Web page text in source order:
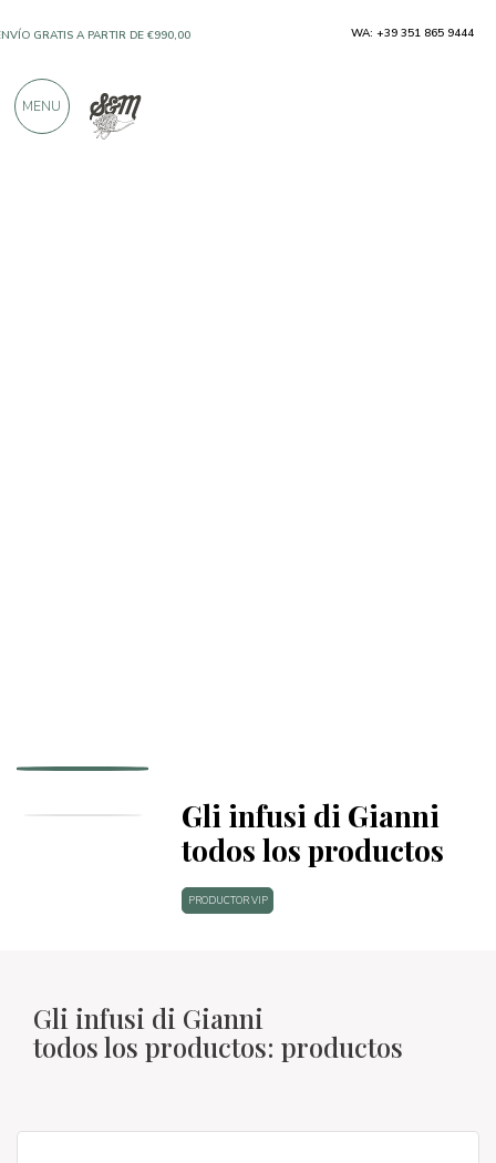
Gli infusi di Gianni
todos los productos
PRODUCTOR VIP
Gli infusi di Gianni
todos los productos: productos
GRATIS A PARTIR DE €990,00
PRODUCTOS DE FABRICANTES
WA: +39 351 865 9444
MENU